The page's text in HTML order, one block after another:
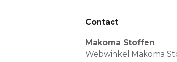
Contact
Makoma Stoffen
Webwinkel Makoma